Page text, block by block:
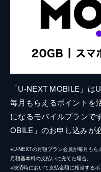
「U-NEXT MOBILE」
毎月もらえるポイントを
になるモバイルプランで
OBILE」のお申し込みが
※U-NEXTの月額プラン会員が毎月も
月額基本料の支払いに充てた場合。
※決済時において支払金額に相当する